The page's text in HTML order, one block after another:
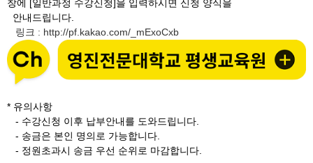
창에 [일반과정 수강신청]을 입력하시면 신청 양식을
안내드립니다.
링크 : http://pf.kakao.com/_mExoCxb
* 유의사항
- 수강신청 이후 납부안내를 도와드립니다.
- 송금은 본인 명의로 가능합니다.
- 정원초과시 송금 우선 순위로 마감합니다.